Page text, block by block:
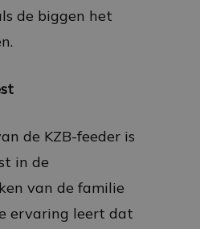
de biggen het
de KZB-feeder is
in de
van de familie
ervaring leert dat